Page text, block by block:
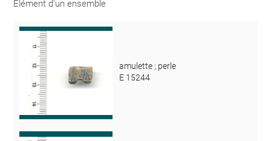
Elément d'un ensemble
amulette ; perle
E 15244